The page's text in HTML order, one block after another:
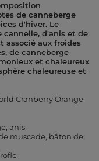
de canneberge
d'hiver. Le
d'anis et de
associé aux froides
de canneberge
et chaleureux
chaleureuse et
Cranberry Orange
anis
muscade, bâton de